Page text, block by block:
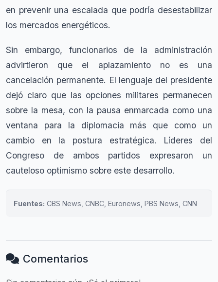
en prevenir una escalada que podría desestabilizar
los mercados energéticos.
Sin embargo, funcionarios de la administración
advirtieron que el aplazamiento no es una
cancelación permanente. El lenguaje del presidente
dejó claro que las opciones militares permanecen
sobre la mesa, con la pausa enmarcada como una
ventana para la diplomacia más que como un
cambio en la postura estratégica. Líderes del
Congreso de ambos partidos expresaron un
cauteloso optimismo sobre este desarrollo.
Fuentes: CBS News, CNBC, Euronews, PBS News, CNN
Comentarios